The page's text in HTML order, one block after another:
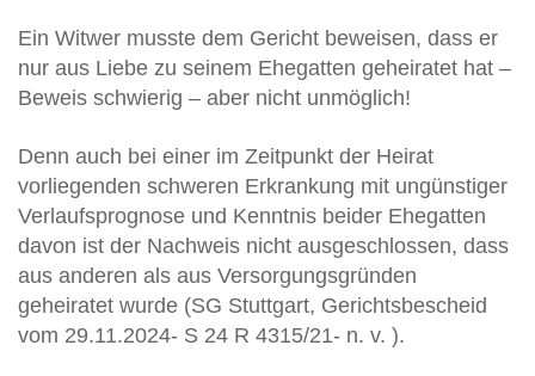
Ein Witwer musste dem Gericht beweisen, dass er
nur aus Liebe zu seinem Ehegatten geheiratet hat –
Beweis schwierig – aber nicht unmöglich!
Denn auch bei einer im Zeitpunkt der Heirat
vorliegenden schweren Erkrankung mit ungünstiger
Verlaufsprognose und Kenntnis beider Ehegatten
davon ist der Nachweis nicht ausgeschlossen, dass
aus anderen als aus Versorgungsgründen
geheiratet wurde (SG Stuttgart, Gerichtsbescheid
vom 29.11.2024- S 24 R 4315/21- n. v. ).